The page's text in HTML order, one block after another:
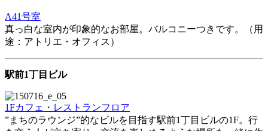
A41号室
真っ白な室内が印象的なお部屋。バルコニーつきです。（用
途：アトリエ・オフィス）
駅前1丁目ビル
1Fカフェ・レストランフロア
”まちのラウンジ”的なビルを目指す駅前1丁目ビルの1F。行